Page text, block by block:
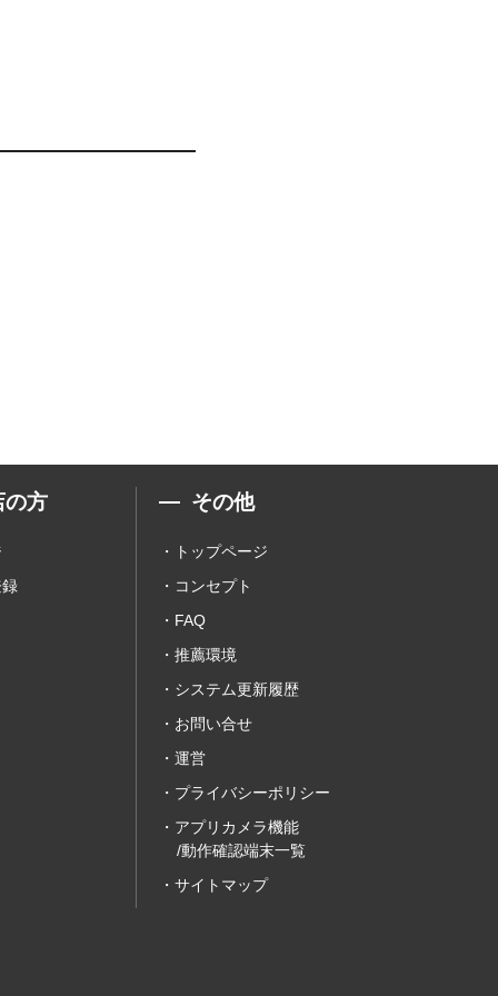
の方 その他
トップページ
コンセプト
FAQ
推薦環境
システム更新履歴
お問い合せ
運営
プライバシーポリシー
アプリカメラ機能
/動作確認端末一覧
サイトマップ